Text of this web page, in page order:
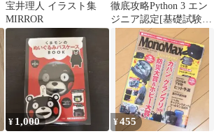
宝井理人 イラスト集
MIRROR
徹底攻略Python 3 エン
ジニア認定[基礎試験]
問題集
¥ 1,000 ¥455